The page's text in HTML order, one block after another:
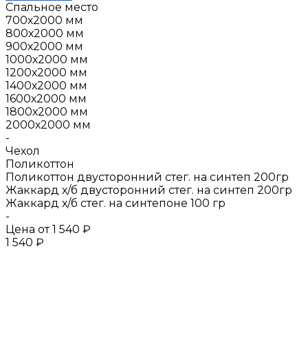
Спальное место
700х2000 мм
800х2000 мм
900х2000 мм
1000х2000 мм
1200х2000 мм
1400х2000 мм
1600х2000 мм
1800х2000 мм
2000х2000 мм
-
Чехол
Поликоттон
Поликоттон двусторонний стег. на синтеп 200гр
Жаккард х/б двусторонний стег. на синтеп 200гр
Жаккард х/б стег. на синтепоне 100 гр
-
Цена от 1 540 ₽
1 540 ₽